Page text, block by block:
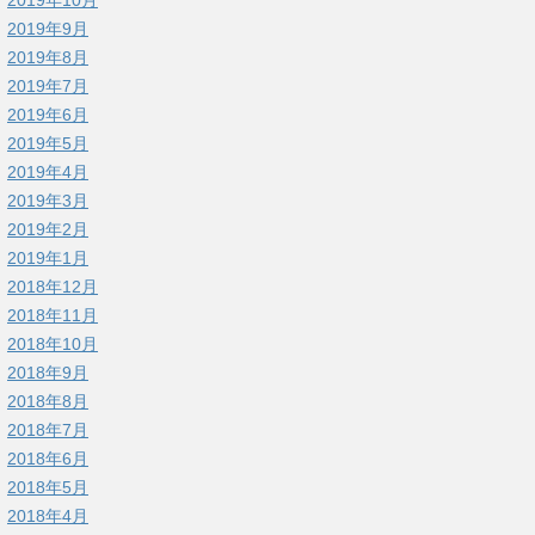
2019年9月
2019年8月
2019年7月
2019年6月
2019年5月
2019年4月
2019年3月
2019年2月
2019年1月
2018年12月
2018年11月
2018年10月
2018年9月
2018年8月
2018年7月
2018年6月
2018年5月
2018年4月